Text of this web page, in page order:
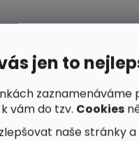
jen to
zaznamenáváme
vám do tzv. Cookies
naše stránky
a záněty,
ke zvýšení
těla živinami.